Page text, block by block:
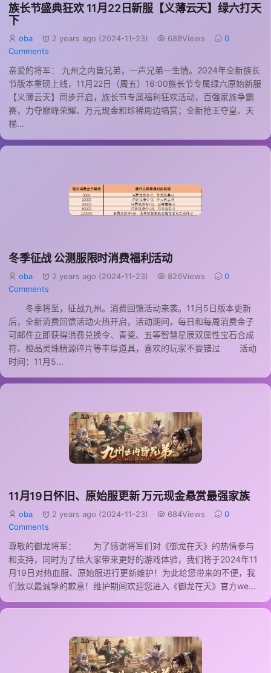
族长节盛典狂欢 11月22日新服【义薄云天】绿六打天
下
oba 2 years ago (2024-11-23) 688Views
0
Comments
亲爱的将军： 九州之内皆兄弟，一声兄弟一生情。2024年全新族长
节版本重磅上线，11月22日（周五）16:00族长节专属绿六原始新服
【义薄云天】同步开启，族长节专属福利狂欢活动，百强家族争霸
赛，力夺巅峰荣耀、万元现金和珍稀周边犒赏；全新抢王夺皇、天
梯...
冬季征战 公测服限时消费福利活动
oba 2 years ago (2024-11-23) 826Views
0
Comments
冬季将至，征战九州。消费回馈活动来袭。11月5日版本更新
后，全新消费回馈活动火热开启，活动期间，每日和每周消费金子
可邮件立即获得消费兑换令、青瓷、五等智慧星辰双属性宝石合成
符、橙品灵珠精源碎片等丰厚道具，喜欢的玩家不要错过 活动
时间：11月5...
11月19日怀旧、原始服更新 万元现金悬赏最强家族
oba 2 years ago (2024-11-23) 684Views
0
Comments
尊敬的御龙将军： 为了感谢将军们对《御龙在天》的热情参与
和支持，同时为了给大家带来更好的游戏体验，我们将于2024年11
月19日对热血服、原始服进行更新维护！为此给您带来的不便，我
们致以最诚挚的歉意！维护期间欢迎您进入《御龙在天》官方we...